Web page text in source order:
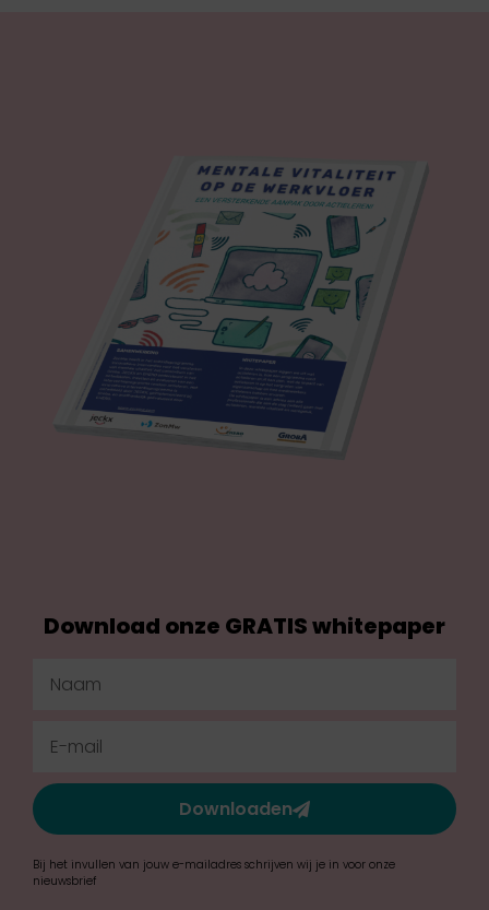
Download onze GRATIS whitepaper
Downloaden
Bij het invullen van jouw e-mailadres schrijven wij je in voor onze
nieuwsbrief